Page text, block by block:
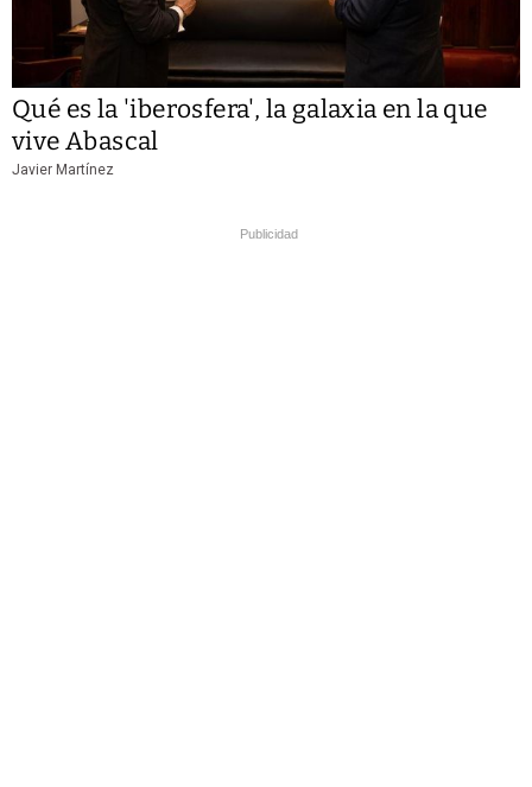
Qué es la 'iberosfera', la galaxia en la que
vive Abascal
Javier Martínez
Publicidad